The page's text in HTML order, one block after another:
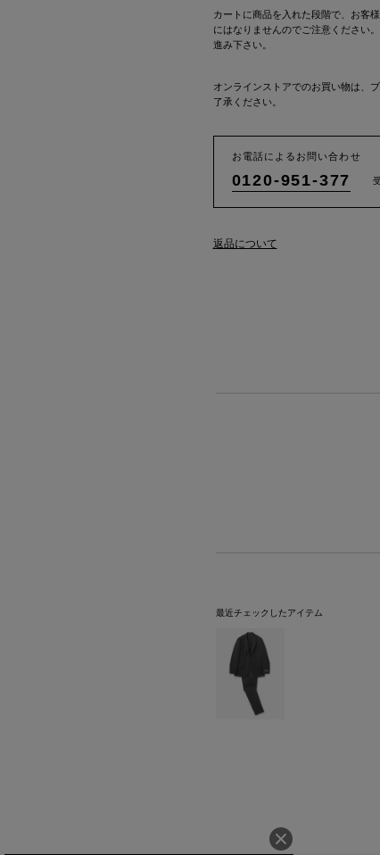
カートに商品を入れた段階で、お客
にはなりませんのでご注意ください
進み下さい。
オンラインストアでのお買い物は、
了承ください。
お電話によるお問い合わせ
0120-951-377
返品について
最近チェックしたアイテム